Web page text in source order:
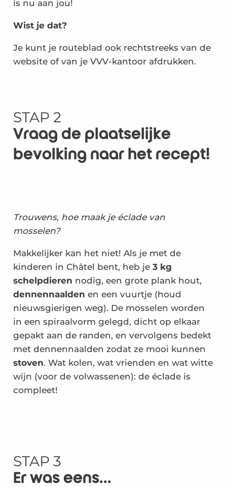
is nu aan jou!
Wist je dat?
Je kunt je routeblad ook rechtstreeks van de
website of van je VVV-kantoor afdrukken.
STAP 2
Vraag de plaatselijke
bevolking naar het recept!
Trouwens, hoe maak je éclade van
mosselen?
Makkelijker kan het niet! Als je met de
kinderen in Châtel bent, heb je 3 kg
schelpdieren nodig, een grote plank hout,
dennennaalden en een vuurtje (houd
nieuwsgierigen weg). De mosselen worden
in een spiraalvorm gelegd, dicht op elkaar
gepakt aan de randen, en vervolgens bedekt
met dennennaalden zodat ze mooi kunnen
stoven. Wat kolen, wat vrienden en wat witte
wijn (voor de volwassenen): de éclade is
compleet!
STAP 3
Er was eens...